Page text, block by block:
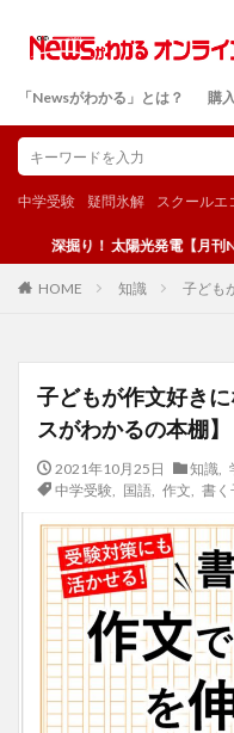
「Newsがわかる」とは？ 購
中学受験 疑問氷解 スクールエ
り！ 太陽光発電【月刊Newsがわ
HOME 知識 子ども
子どもが作文好き
スがわかるの本棚】
2021年10月25日 知識
中学受験, 国語, 作文 書く